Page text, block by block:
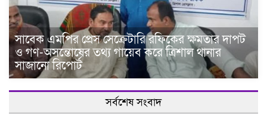
সাবেক এমপির প্রেস সেক্রেটারি রফিকের ক্ষমতার দাপট
ও গণ-অসন্তোষের তথ্য গায়েব করে ত্রিশাল থানার
সাজানো রিপোর্ট
সর্বশেষ সংবাদ